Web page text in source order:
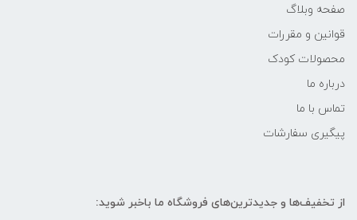
صفحه وبلاگ
قوانین و مقررات
محصولات کودک
درباره ما
تماس با ما
پیگیری سفارشات
از تخفیف‌ها و جدیدترین‌های فروشگاه ما باخبر شوید: